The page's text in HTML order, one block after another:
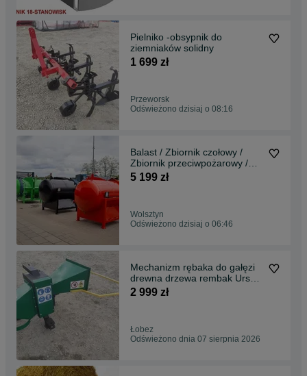
Pielniko -obsypnik do
ziemniaków solidny
1 699 zł
Przeworsk
Odświeżono dzisiaj o 08:16
Balast / Zbiornik czołowy /
Zbiornik przeciwpożarowy /
Myjka 550L
5 199 zł
Wolsztyn
Odświeżono dzisiaj o 06:46
Mechanizm rębaka do gałęzi
drewna drzewa rembak Ursus
Zetor
2 999 zł
Łobez
Odświeżono dnia 07 sierpnia 2026